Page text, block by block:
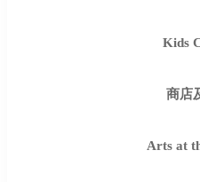
Kids
商店
Arts at